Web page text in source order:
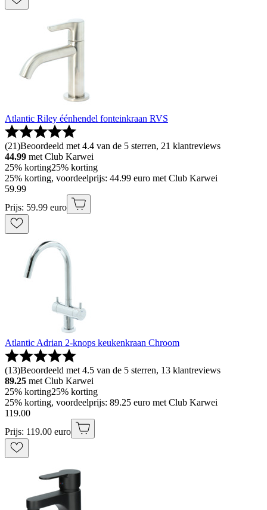
Atlantic Riley éénhendel fonteinkraan RVS
(21)Beoordeeld met 4.4 van de 5 sterren, 21 klantreviews
44.99 met Club Karwei
25% korting25% korting
25% korting, voordeelprijs: 44.99 euro met Club Karwei
59.99
Prijs: 59.99 euro
Atlantic Adrian 2-knops keukenkraan Chroom
(13)Beoordeeld met 4.5 van de 5 sterren, 13 klantreviews
89.25 met Club Karwei
25% korting25% korting
25% korting, voordeelprijs: 89.25 euro met Club Karwei
119.00
Prijs: 119.00 euro